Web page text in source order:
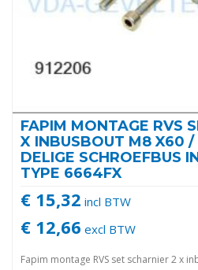
FAPIM MONTAGE RVS
X INBUSBOUT M8 X60
DELIGE SCHROEFBUS
TYPE 6664FX
€ 15,32 incl BTW
€ 12,66 excl BTW
Fapim montage RVS set scharnier 2 x